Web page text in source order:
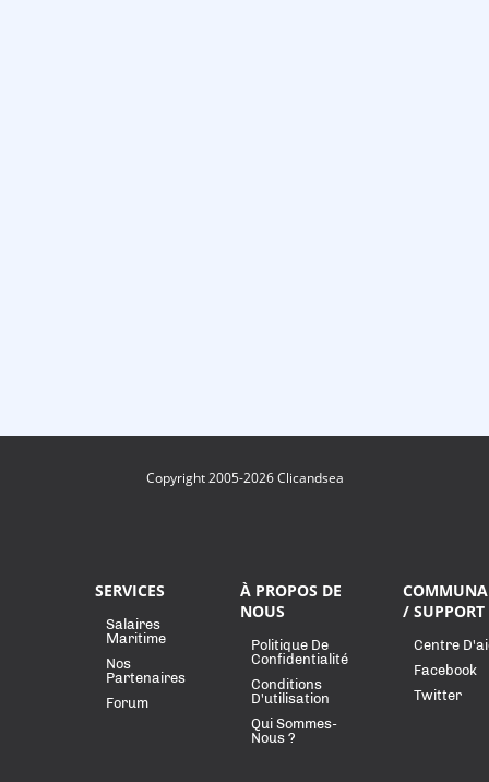
Copyright 2005-2026 Clicandsea
SERVICES
Salaires
Maritime
Nos
Partenaires
Forum
À PROPOS DE
NOUS
Politique De
Confidentialité
Conditions
D'utilisation
Qui Sommes-
Nous ?
/ SUPPORT
Centre
Facebook
Twitter